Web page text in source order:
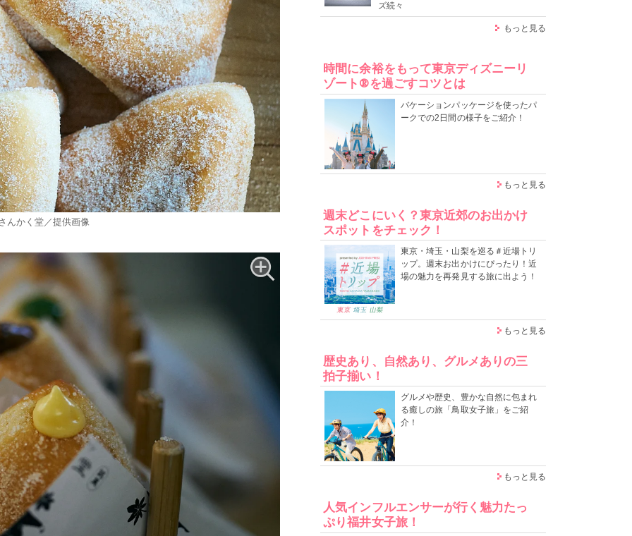
んかく堂／提供画像
ズ続々
もっと見る
時間に余裕をもって東京ディズニーリ
ゾート®を過ごすコツとは
バケーションパッケージを使ったパ
ークでの2日間の様子をご紹介！
もっと見る
週末どこにいく？東京近郊のお出かけ
スポットをチェック！
東京・埼玉・山梨を巡る＃近場トリ
ップ。週末お出かけにぴったり！近
場の魅力を再発見する旅に出よう！
もっと見る
歴史あり、自然あり、グルメありの三
拍子揃い！
グルメや歴史、豊かな自然に包まれ
る癒しの旅「鳥取女子旅」をご紹
介！
もっと見る
人気インフルエンサーが行く魅力たっ
ぷり福井女子旅！